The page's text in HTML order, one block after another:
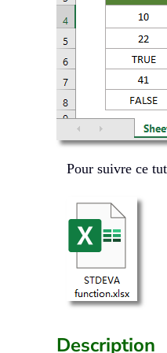
Pour suivre ce
Description